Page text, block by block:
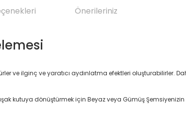
Önerileriniz
ve ilginç ve yaratıcı aydınlatma efektleri oluşturabilirler.
kutuya dönüştürmek için Beyaz veya Gümüş